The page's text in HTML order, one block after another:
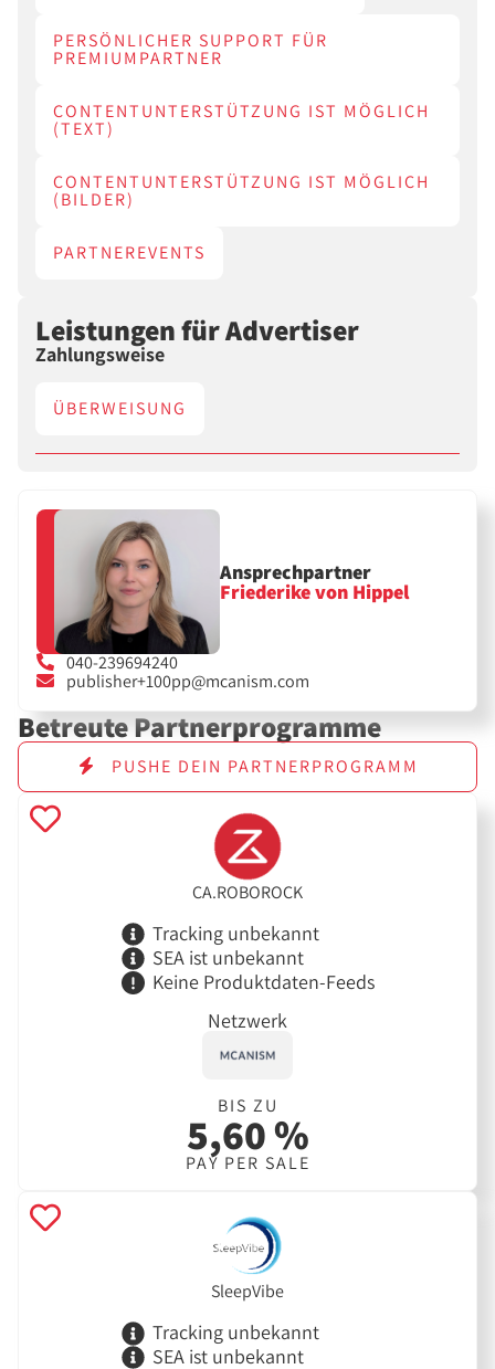
PERSÖNLICHER SUPPORT FÜR
PREMIUMPARTNER
CONTENTUNTERSTÜTZUNG IST MÖGLICH
(TEXT)
CONTENTUNTERSTÜTZUNG IST MÖGLICH
(BILDER)
PARTNEREVENTS
Leistungen für Advertiser
Zahlungsweise
ÜBERWEISUNG
Ansprechpartner
Friederike von Hippel
040-239694240
publisher+100pp@mcanism.com
Betreute Partnerprogramme
PUSHE DEIN PARTNERPROGRAMM
CA.ROBOROCK
Tracking unbekannt
SEA ist unbekannt
Keine Produktdaten-Feeds
Netzwerk
BIS ZU
5,60 %
PAY PER SALE
SleepVibe
Tracking unbekannt
SEA ist unbekannt